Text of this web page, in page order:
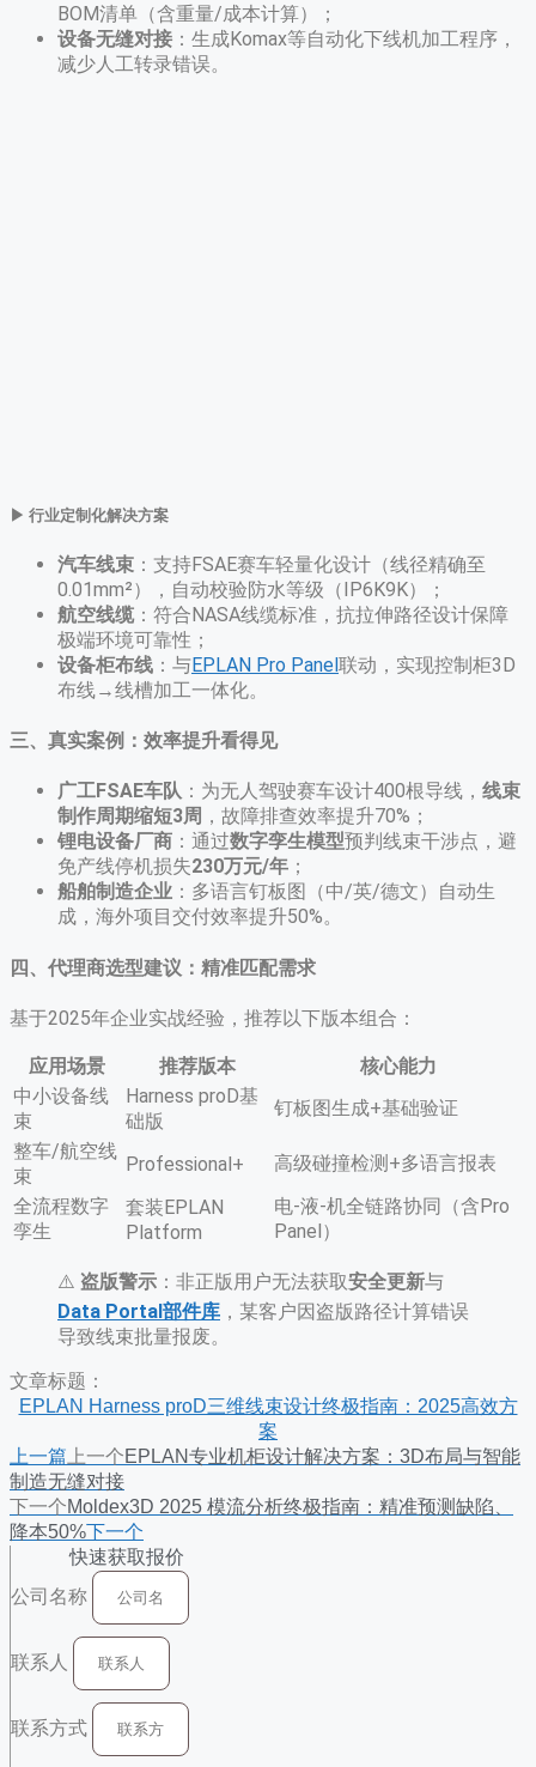
BOM清单（含重量/成本计算）；
设备无缝对接 ​：生成Komax等自动化下线机加工程序，
减少人工转录错误。
▶ 行业定制化解决方案
汽车线束 ​：支持FSAE赛车轻量化设计（线径精确至
0.01mm²），自动校验防水等级（IP6K9K）；
航空线缆​：符合NASA线缆标准，抗拉伸路径设计保障
极端环境可靠性；
设备柜布线 ​：与EPLAN Pro Panel联动，实现控制柜3D
布线→线槽加工一体化。
三、真实案例：效率提升看得见
广工FSAE车队 ​：为无人驾驶赛车设计400根导线，​ 线束
制作周期缩短3周 ，故障排查效率提升70%；
锂电设备厂商 ​：通过数字孪生模型预判线束干涉点，避
免产线停机损失230万元/年 ；
船舶制造企业 ​：多语言钉板图（中/英/德文）自动生
成，海外项目交付效率提升50%。​
四、代理商选型建议：精准匹配需求
基于2025年企业实战经验，推荐以下版本组合：
应用场景 推荐版本
核心能力
中小设备线
束
Harness proD基
础版
钉板图生成+基础验证
整车/航空线
束
Professional+
高级碰撞检测+多语言报表
全流程数字
孪生
套装EPLAN
Platform
电-液-机全链路协同（含Pro
Panel）
⚠️ ​ 盗版警示 ​：非正版用户无法获取安全更新与
Data Portal部件库 ，某客户因盗版路径计算错误
导致线束批量报废。
文章标题：
EPLAN Harness proD三维线束设计终极指南：2025高效方
案
上一篇 上一个EPLAN专业机柜设计解决方案：3D布局与智能
制造无缝对接
下一个Moldex3D 2025 模流分析终极指南：精准预测缺陷、
降本50%下一个
快速获取报价
公司名称
联系人
联系方式